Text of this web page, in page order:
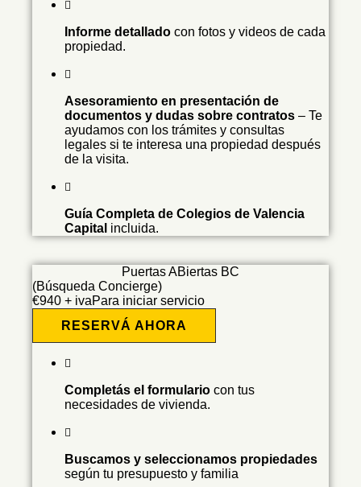
Informe detallado con fotos y videos de cada
propiedad.
Asesoramiento en presentación de
documentos y dudas sobre contratos – Te
ayudamos con los trámites y consultas
legales si te interesa una propiedad después
de la visita.
Guía Completa de Colegios de Valencia
Capital incluida.
Puertas ABiertas BC
(Búsqueda Concierge)
€940 + ivaPara iniciar servicio
RESERVÁ AHORA
Completás el formulario con tus
necesidades de vivienda.
Buscamos y seleccionamos propiedades
según tu presupuesto y familia